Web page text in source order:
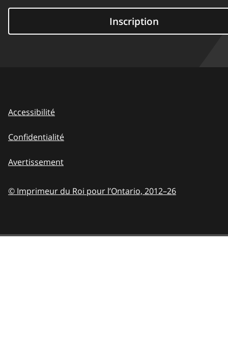
Inscription
Accessibilité
Confidentialité
Avertissement
© Imprimeur du Roi pour l’Ontario, 2012–26